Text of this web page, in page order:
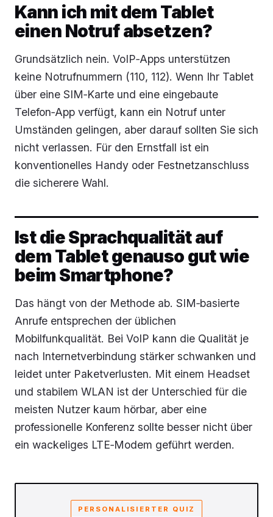
Kann ich mit dem Tablet
einen Notruf absetzen?
Grundsätzlich nein. VoIP‑Apps unterstützen
keine Notrufnummern (110, 112). Wenn Ihr Tablet
über eine SIM‑Karte und eine eingebaute
Telefon‑App verfügt, kann ein Notruf unter
Umständen gelingen, aber darauf sollten Sie sich
nicht verlassen. Für den Ernstfall ist ein
konventionelles Handy oder Festnetzanschluss
die sicherere Wahl.
Ist die Sprachqualität auf
dem Tablet genauso gut wie
beim Smartphone?
Das hängt von der Methode ab. SIM‑basierte
Anrufe entsprechen der üblichen
Mobilfunkqualität. Bei VoIP kann die Qualität je
nach Internetverbindung stärker schwanken und
leidet unter Paketverlusten. Mit einem Headset
und stabilem WLAN ist der Unterschied für die
meisten Nutzer kaum hörbar, aber eine
professionelle Konferenz sollte besser nicht über
ein wackeliges LTE‑Modem geführt werden.
PERSONALISIERTER QUIZ